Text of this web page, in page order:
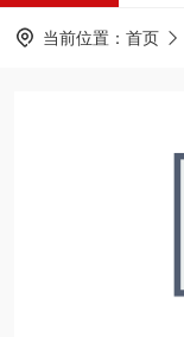
当前位置： 首页